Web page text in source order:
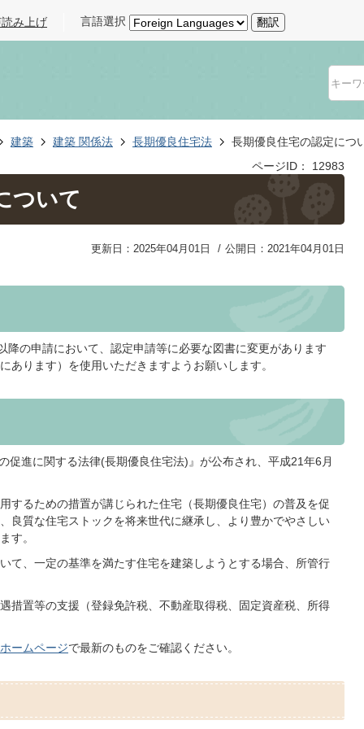
み上げ 言語選択 翻訳
建築 建築 関係法 長期優良住宅法
長期優良住宅の認定につ
ページID：
12983
ついて
更新日：2025年04月01日 公開日：2021年04月01日
降の申請において、認定申請等に必要な図書に変更があります
あります）を使用いただきますようお願いします。
促進に関する法律(長期優良住宅法)』が公布され、平成21年6月
するための措置が講じられた住宅（長期優良住宅）の普及を促
良質な住宅ストックを将来世代に継承し、より豊かでやさしい
す。
て、一定の基準を満たす住宅を建築しようとする場合、所管行
措置等の支援（登録免許税、不動産取得税、固定資産税、所得
ームページで最新のものをご確認ください。